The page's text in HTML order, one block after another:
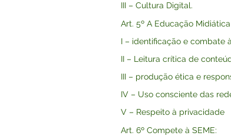
III – Cultura Digital.
Art. 5º A Educação
I – identificação e combate
II – Leitura crítica de
III – produção ética e
IV – Uso consciente das
V – Respeito à privacidade
Art. 6º Compete à SEME: